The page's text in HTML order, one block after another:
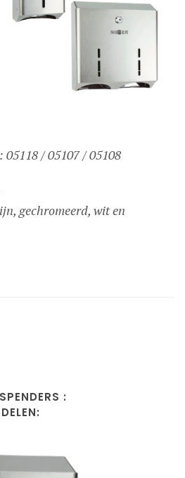
/ 05107 / 05108
gechromeerd, wit en
: